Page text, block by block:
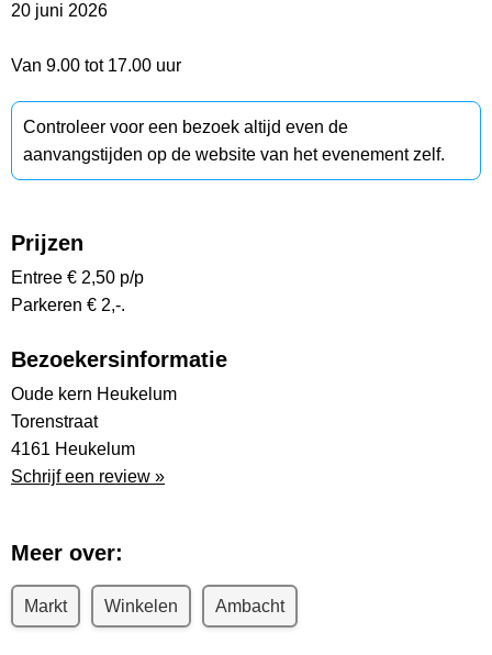
20 juni 2026
Van 9.00 tot 17.00 uur
Controleer voor een bezoek altijd even de
aanvangstijden op de website van het evenement zelf.
Prijzen
Entree € 2,50 p/p
Parkeren € 2,-.
Bezoekersinformatie
Oude kern Heukelum
Torenstraat
4161 Heukelum
Schrijf een review »
Meer over:
Markt Winkelen Ambacht